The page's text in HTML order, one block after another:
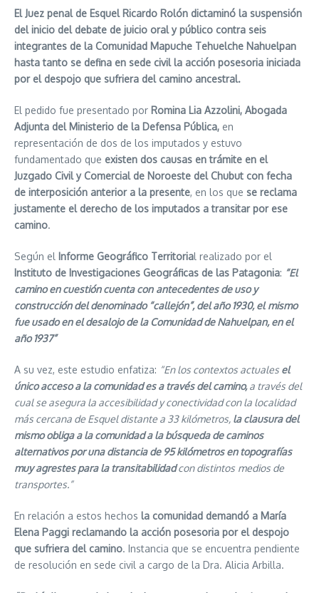
El Juez penal de Esquel Ricardo Rolón dictaminó la suspensión
del inicio del debate de juicio oral y público contra seis
integrantes de la Comunidad Mapuche Tehuelche Nahuelpan
hasta tanto se defina en sede civil la acción posesoria iniciada
por el despojo que sufriera del camino ancestral.
El pedido fue presentado por Romina Lia Azzolini, Abogada
Adjunta del Ministerio de la Defensa Pública, en
representación de dos de los imputados y estuvo
fundamentado que existen dos causas en trámite en el
Juzgado Civil y Comercial de Noroeste del Chubut con fecha
de interposición anterior a la presente, en los que se reclama
justamente el derecho de los imputados a transitar por ese
camino.
Según el Informe Geográfico Territorial realizado por el
Instituto de Investigaciones Geográficas de las Patagonia: “El
camino en cuestión cuenta con antecedentes de uso y
construcción del denominado “callejón”, del año 1930, el mismo
fue usado en el desalojo de la Comunidad de Nahuelpan, en el
año 1937”
A su vez, este estudio enfatiza: “En los contextos actuales el
único acceso a la comunidad es a través del camino,a través del
cual se asegura la accesibilidad y conectividad con la localidad
más cercana de Esquel distante a 33 kilómetros, la clausura del
mismo obliga a la comunidad a la búsqueda de caminos
alternativos por una distancia de 95 kilómetros en topografías
muy agrestes para la transitabilidadcon distintos medios de
transportes.”
En relación a estos hechos la comunidad demandó a María
Elena Paggi reclamando la acción posesoria por el despojo
que sufriera del camino. Instancia que se encuentra pendiente
de resolución en sede civil a cargo de la Dra. Alicia Arbilla.